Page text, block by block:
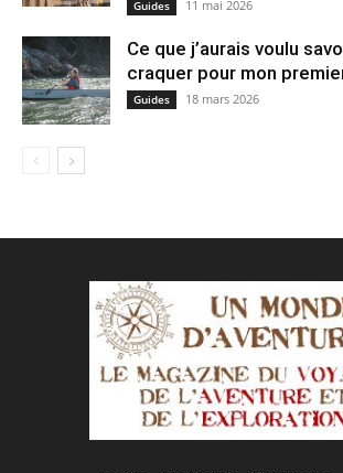
Guides 11 mai 2026
Ce que j’aurais voulu
craquer pour mon
Guides 18 mars 2026